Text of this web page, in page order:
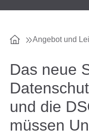
Angebot und
Das neue
und die
müssen